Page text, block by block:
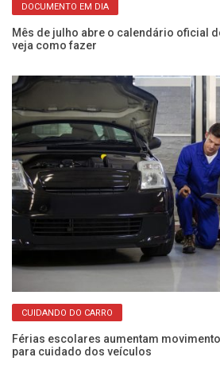
DOCUMENTO EM DIA
Mês de julho abre o calendário oficial
veja como fazer
CUIDANDO DO CARRO
Férias escolares aumentam
para cuidado dos veículos